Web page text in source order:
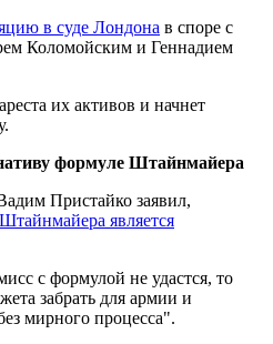
в суде Лондона в споре с
Коломойским и Геннадием
их активов и начнет
формуле Штайнмайера
Пристайко заявил,
является
с формулой не удастся, то
забрать для армии и
мирного процесса".